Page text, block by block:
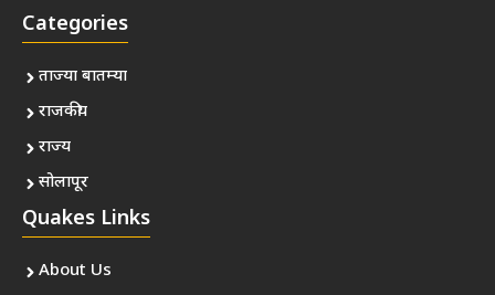
Categories
ताज्या बातम्या
राजकीय
राज्य
सोलापूर
Quakes Links
About Us